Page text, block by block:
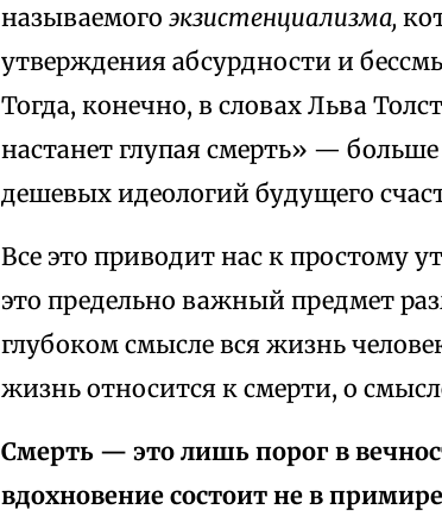
называемого экзистенциализма,
утверждения абсурдности и
Тогда, конечно, в словах Льва
настанет глупая смерть» —
дешевых идеологий будущего
Все это приводит нас к простому
это предельно важный предмет
глубоком смысле вся жизнь
жизнь относится к смерти, о
Смерть — это лишь порог в
вдохновение состоит не в